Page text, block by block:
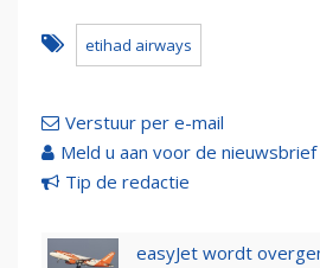
etihad airways
Verstuur per e-mail
Meld u aan voor de nieuwsbrief
Tip de redactie
easyJet wordt